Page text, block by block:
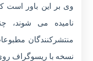
وی بر این باور است
نامیده می شوند،
نسخه با ریسوگراف